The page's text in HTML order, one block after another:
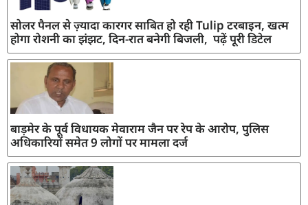
सोलर पैनल से ज़्यादा कारगर साबित हो रही Tulip टरबाइन, खत्म
होगा रोशनी का झंझट, दिन-रात बनेगी बिजली, पढ़ें पूरी डिटेल
बाड़मेर के पूर्व विधायक मेवाराम जैन पर रेप के आरोप, पुलिस
अधिकारियों समेत 9 लोगों पर मामला दर्ज